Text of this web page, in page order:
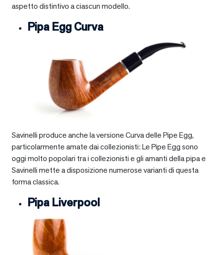
aspetto distintivo a ciascun modello.
Pipa Egg Curva
Savinelli produce anche la versione Curva delle Pipe Egg,
particolarmente amate dai collezionisti: Le Pipe Egg sono
oggi molto popolari tra i collezionisti e gli amanti della pipa e
Savinelli mette a disposizione numerose varianti di questa
forma classica.
Pipa Liverpool